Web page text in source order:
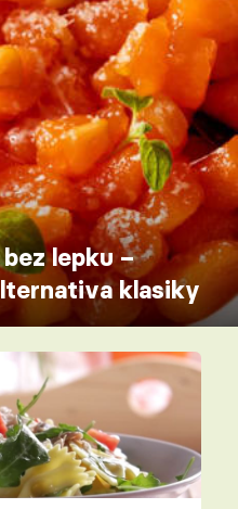
lepku –
klasiky